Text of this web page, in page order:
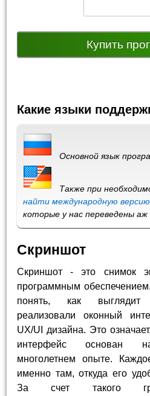
Купить
Какие языки
Основной язык
Также при
найти международную версию
которые у нас переведены
Скриншот
Скриншот - это снимок
программным
понять, как
реализовали оконный
UX/UI дизайна. Это
интерфейс основан на
многолетнем опыте.
именно там, откуда его
За счет такого